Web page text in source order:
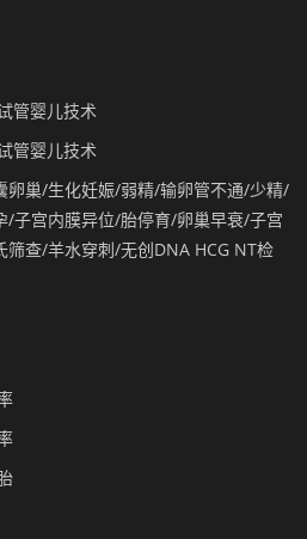
管婴儿技术
管婴儿技术
卵巢/生化妊娠/弱精/输卵管不通/少精/
子宫内膜异位/胎停育/卵巢早衰/子宫
查/羊水穿刺/无创DNA HCG NT检